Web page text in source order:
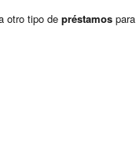
otro tipo de préstamospara